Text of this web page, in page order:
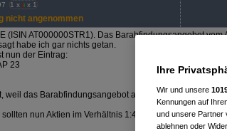
1 x x 1
nicht angenommen
(ISIN AT000000STR1). Das Barabfindungsangebot vom
habe ich gar nichts getan.
nun der Eintrag:
23
weil das Barabfindungsangebot ausgelaufen ist.
nun Aktien im Verhältnis 1:4 dazukommen. Zu
Ihre
Wir und unsere
Kennungen auf
und unsere Partner
ablehnen oder